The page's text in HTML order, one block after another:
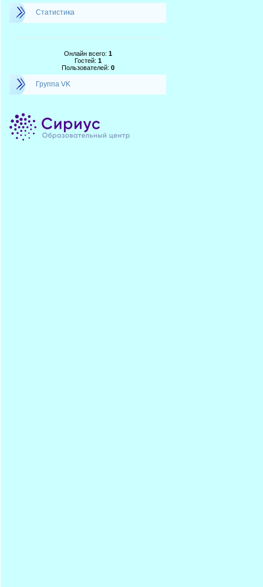
Статистика
Онлайн всего: 1
Гостей: 1
Пользователей: 0
Группа VK